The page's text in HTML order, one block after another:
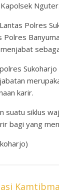
Nguter.
Polres
Polres
karir.
suatu siklus
bagi yang